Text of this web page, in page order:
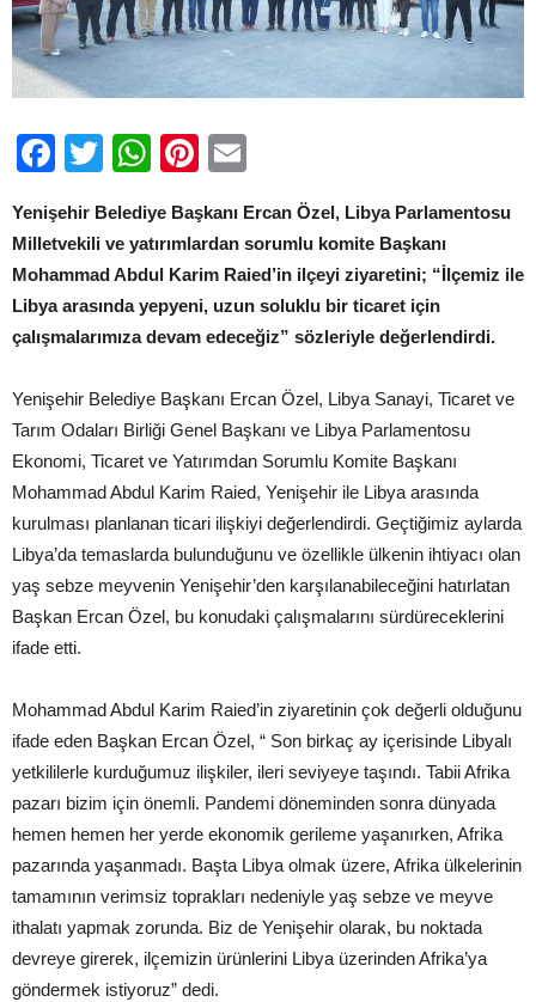
Facebook
TwitterWhatsApp
Pinterest
Yenişehir Belediye Başkanı Ercan Özel, Libya Parlamentosu
Milletvekili ve yatırımlardan sorumlu komite Başkanı
Mohammad Abdul Karim Raied’in ilçeyi ziyaretini; “İlçemiz ile
Libya arasında yepyeni, uzun soluklu bir ticaret için
çalışmalarımıza devam edeceğiz” sözleriyle değerlendirdi.
Yenişehir Belediye Başkanı Ercan Özel, Libya Sanayi, Ticaret ve
Tarım Odaları Birliği Genel Başkanı ve Libya Parlamentosu
Ekonomi, Ticaret ve Yatırımdan Sorumlu Komite Başkanı
Mohammad Abdul Karim Raied, Yenişehir ile Libya arasında
kurulması planlanan ticari ilişkiyi değerlendirdi. Geçtiğimiz aylarda
Libya’da temaslarda bulunduğunu ve özellikle ülkenin ihtiyacı olan
yaş sebze meyvenin Yenişehir’den karşılanabileceğini hatırlatan
Başkan Ercan Özel, bu konudaki çalışmalarını sürdüreceklerini
ifade etti.
Mohammad Abdul Karim Raied’in ziyaretinin çok değerli olduğunu
ifade eden Başkan Ercan Özel, “ Son birkaç ay içerisinde Libyalı
yetkililerle kurduğumuz ilişkiler, ileri seviyeye taşındı. Tabii Afrika
pazarı bizim için önemli. Pandemi döneminden sonra dünyada
hemen hemen her yerde ekonomik gerileme yaşanırken, Afrika
pazarında yaşanmadı. Başta Libya olmak üzere, Afrika ülkelerinin
tamamının verimsiz toprakları nedeniyle yaş sebze ve meyve
ithalatı yapmak zorunda. Biz de Yenişehir olarak, bu noktada
devreye girerek, ilçemizin ürünlerini Libya üzerinden Afrika’ya
göndermek istiyoruz” dedi.